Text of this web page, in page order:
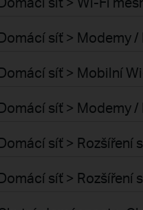
síť > Modemy
síť > Mobilní
síť > Modemy
síť > Rozšíření
síť > Rozšíření